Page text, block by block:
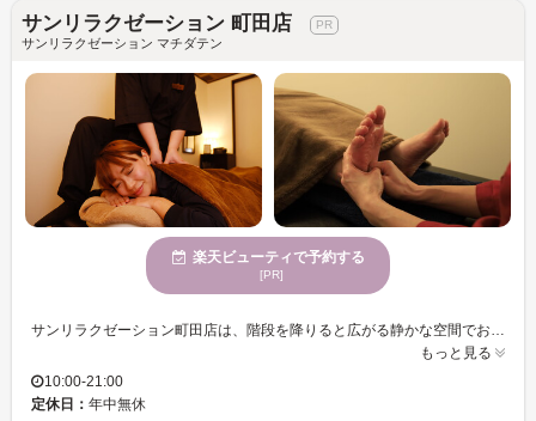
サンリラクゼーション 町田店
サンリラクゼーション マチダテン
楽天ビューティで予約する
[PR]
サンリラクゼーション町田店は、階段を降りると広がる静かな空間でお客様をお迎えいたします。温かみのある照明と落ち着いたインテリアが心地よく、穏やかな音楽に包まれながら、心身を癒すひとときをご提供します。熟練のスタッフが、肩や腰の凝り、足のむくみをじんわりとほぐし、デスクワークや家事、立ち仕事で疲れた身体にしっかりとアプローチします。どなたでも、駅から徒歩数分という立地の良さを活かし、お仕事帰りやお買い物の合間に、忙しさから解放される時間をご堪能ください。サンリラクゼーション町田店で、深いリラクゼーションを体験し、心地よい新しい自分を見つけてみませんか？
もっと見る
10:00-21:00
定休日： 年中無休